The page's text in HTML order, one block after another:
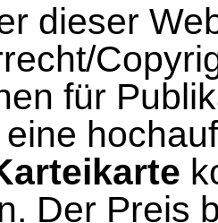
dieser
für
Der Preis